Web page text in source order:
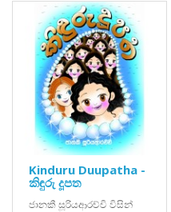
Kinduru Duupatha -
කිඳුරු දූපත
ජානකී සූරියආරච්චි විසින්